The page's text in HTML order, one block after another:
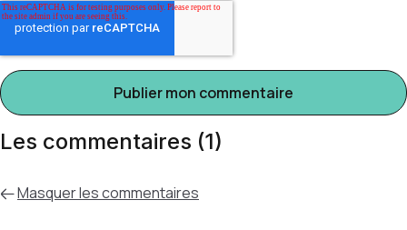
Les commentaires (1)
Masquerles commentaires